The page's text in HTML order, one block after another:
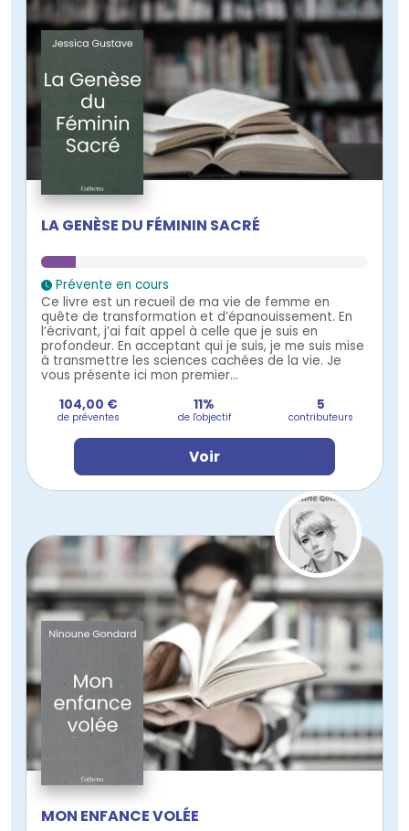
LA GENÈSE DU FÉMININ SACRÉ
Prévente en cours
Ce livre est un recueil de ma vie de femme en
quête de transformation et d’épanouissement. En
l’écrivant, j’ai fait appel à celle que je suis en
profondeur. En acceptant qui je suis, je me suis mise
à transmettre les sciences cachées de la vie. Je
vous présente ici mon premier...
104,00 €
de préventes
11%
de l'objectif
5
contributeurs
Voir
MON ENFANCE VOLÉE